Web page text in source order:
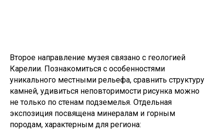
Второе направление музея связано с геологией
Карелии. Познакомиться с особенностями
уникального местными рельефа, сравнить структуру
камней, удивиться неповторимости рисунка можно
не только по стенам подземелья. Отдельная
экспозиция посвящена минералам и горным
породам, характерным для региона: